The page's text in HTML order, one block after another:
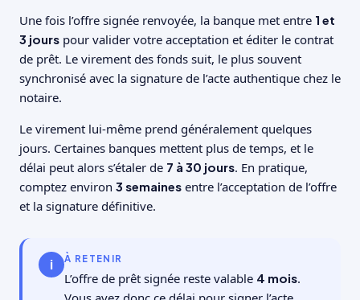
Une fois l’offre signée renvoyée, la banque met entre 1 et
3 jours pour valider votre acceptation et éditer le contrat
de prêt. Le virement des fonds suit, le plus souvent
synchronisé avec la signature de l’acte authentique chez le
notaire.
Le virement lui-même prend généralement quelques
jours. Certaines banques mettent plus de temps, et le
délai peut alors s’étaler de 7 à 30 jours. En pratique,
comptez environ 3 semaines entre l’acceptation de l’offre
et la signature définitive.
i À RETENIR
L’offre de prêt signée reste valable 4 mois.